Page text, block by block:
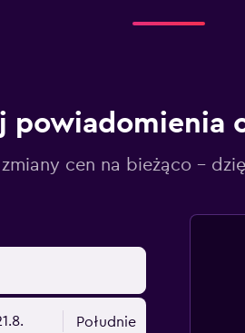
powiadomienia
cen na bieżąco –
Południe